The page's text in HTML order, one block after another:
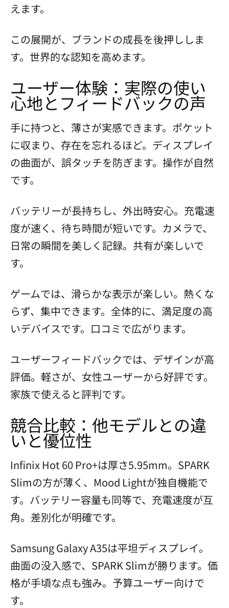
えます。
この展開が、ブランドの成長を後押ししま
す。世界的な認知を高めます。
ユーザー体験：実際の使い
心地とフィードバックの声
手に持つと、薄さが実感できます。ポケット
に収まり、存在を忘れるほど。ディスプレイ
の曲面が、誤タッチを防ぎます。操作が自然
です。
バッテリーが長持ちし、外出時安心。充電速
度が速く、待ち時間が短いです。カメラで、
日常の瞬間を美しく記録。共有が楽しいで
す。
ゲームでは、滑らかな表示が楽しい。熱くな
らず、集中できます。全体的に、満足度の高
いデバイスです。口コミで広がります。
ユーザーフィードバックでは、デザインが高
評価。軽さが、女性ユーザーから好評です。
家族で使えると評判です。
競合比較：他モデルとの違
いと優位性
Infinix Hot 60 Pro+は厚さ5.95mm。SPARK
Slimの方が薄く、Mood Lightが独自機能で
す。バッテリー容量も同等で、充電速度が互
角。差別化が明確です。
Samsung Galaxy A35は平坦ディスプレイ。
曲面の没入感で、SPARK Slimが勝ります。価
格が手頃な点も強み。予算ユーザー向けで
す。